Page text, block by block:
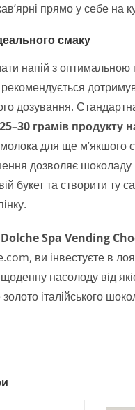
прямо у себе на
смаку
напій з оптимальною
дозування.
25–30 грамів продукту
для ще м’якшого
дозволяє шоколаду
букет та створити ту
Dolche Spa Vending
ви інвестуєте в
щоденну насолоду від
італійського